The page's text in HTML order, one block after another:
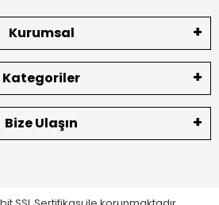
Kurumsal
Kategoriler
Bize Ulaşın